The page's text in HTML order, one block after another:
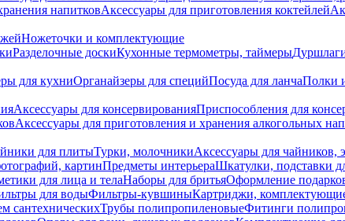
напитковАксессуары для приготовления коктейлей
Ножеточки и комплектующие
Разделочные доскиКухонные термометры, таймеры
для кухниОрганайзеры для специйПосуда для ланчаПолки
Аксессуары для консервированияПриспособления для
Аксессуары для приготовления и хранения алкогольных
для плитыТурки, молочникиАксессуары для чайников,
картинПредметы интерьераШкатулки, подставки
для лица и телаНаборы для бритьяОформление
для водыФильтры-кувшиныКартриджи,
сантехническихТрубы полипропиленовыеФитинги